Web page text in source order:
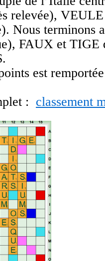
relevée),
Nous
FAUX et TIGE
est
: classement